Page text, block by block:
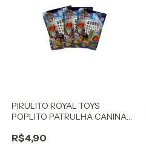
PIRULITO ROYAL TOYS
POPLITO PATRULHA CANINA
R$4,90